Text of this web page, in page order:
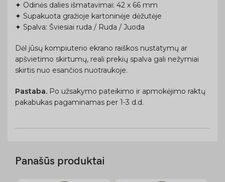
✦ Odinės dalies išmatavimai: 42 x 66 mm
✦ Supakuota gražioje kartoninėje dėžutėje
✦ Spalva: Šviesiai ruda / Ruda / Juoda
Dėl jūsų kompiuterio ekrano raiškos nustatymų ar
apšvietimo skirtumų, reali prekių spalva gali nežymiai
skirtis nuo esančios nuotraukoje.
Pastaba. Po užsakymo pateikimo ir apmokėjimo raktų
pakabukas pagaminamas per 1-3 d.d.
Panašūs produktai